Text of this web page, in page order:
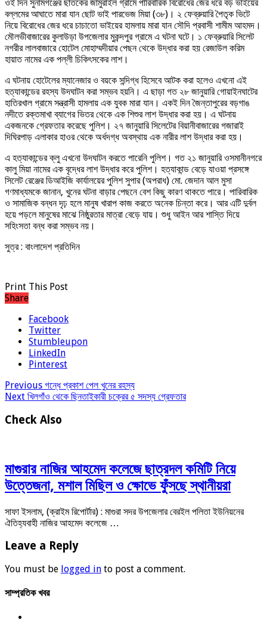
ওই দিন সুনামগঞ্জের ছাতকের জামুরাইল গ্রামে পারিবারিক বিরোধের জের ধরে বড় ভাইয়ের
বল্লমের আঘাতে মারা যান ছোট ভাই পারভেজ মিয়া (৩৮)। ২ ফেব্রুয়ারি পৈতৃক ভিটে
নিয়ে বিরোধের জের ধরে চাচাতো ভাইয়ের হামলায় মারা যান সৌদি প্রবাসী শামীম আহমদ।
মৌলভীবাজারের কুলাউড়া উপজেলার মুকন্দপুর গ্রামে এ ঘটনা ঘটে। ১ ফেব্রুয়ারি সিলেট
নগরীর লালবাজারে হোটেল মোহাম্মদীয়ার পেছন থেকে উদ্ধার করা হয় রেজাউল করিম
হায়াত নামের এক পল্লী চিকিৎসকের লাশ।
এ ঘটনায় হোটেলের ম্যানেজার ও বয়কে সন্দিগ্ধ হিসেবে আটক করা হলেও এখনো এই
হত্যাকান্ডের রহস্য উদঘাটন করা সম্ভব হয়নি। এ ছাড়া গত ২৮ জানুয়ারি গোয়াইনঘাটের
হাতিরখাল গ্রামে সন্ত্রাসী হামলায় এক যুবক মারা যান। একই দিন জৈন্তাপুরের বড়গাঙ
নদীতে রক্তমাখা ব্যাগের ভিতর থেকে এক শিশুর লাশ উদ্ধার করা হয়। এ ঘটনায়
একজনকে গ্রেফতার করেছে পুলিশ। ২৭ জানুয়ারি সিলেটের বিয়ানীবাজারের গজারাই
দিঘিরপাড় এলাকার হাওর থেকে অর্ধদগ্ধ অবস্থায় এক নারীর লাশ উদ্ধার করা হয়।
এ হত্যাকান্ডের ক্লু এখনো উদঘাটন করতে পারেনি পুলিশ। গত ২১ জানুয়ারি ওসমানীনগরে
কালু মিয়া নামের এক বৃদ্ধের লাশ উদ্ধার করে পুলিশ। হত্যাকান্ড বেড়ে যাওয়া প্রসঙ্গে
সিলেট রেঞ্জের ডিআইজি কার্যালয়ের পুলিশ সুপার (অপরাধ) মো. জেদান আল মুসা
গণমাধ্যমকে জানান, খুনের ঘটনা বাড়ার পেছনে বেশ কিছু কারণ থাকতে পারে। পারিবারিক
ও সামাজিক বন্ধন দৃঢ় হলে মানুষ খারাপ কাজ করতে অনেক চিন্তা করে। আর এটি দুর্বল
হয়ে পড়লে মানুষের মাঝে নিষ্ঠুরতার মাত্রা বেড়ে যায়। শুধু আইন আর শাস্তি দিয়ে
সহিংসতা বন্ধ করা সম্ভব নয়।
সুত্র : বাংলাদেশ প্রতিদিন
Print This Post
Share
Facebook
Twitter
Stumbleupon
LinkedIn
Pinterest
Previous গন্ধে প্রকাশ পেল খুনের রহস্য
Next খিলগাঁও থেকে ছিনতাইকারী চক্রের ৫ সদস্য গ্রেফতার
Check Also
মাগুরার নাজির আহমেদ কলেজে ছাত্রদল কমিটি নিয়ে
উত্তেজনা, মশাল মিছিল ও ক্ষোভে ফুঁসছে স্থানীয়রা
সাফা ইসলাম, (ক্রাইম রিপোর্টার) : মাগুরা সদর উপজেলার বেরইল পলিতা ইউনিয়নের
ঐতিহ্যবাহী নাজির আহমেদ কলেজে …
Leave a Reply
You must be logged in to post a comment.
সাম্প্রতিক খবর